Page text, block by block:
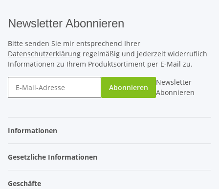
Newsletter Abonnieren
Bitte senden Sie mir entsprechend Ihrer
Datenschutzerklärung regelmäßig und jederzeit widerruflich
Informationen zu Ihrem Produktsortiment per E-Mail zu.
Abonnieren
Newsletter
Abonnieren
Informationen
Gesetzliche Informationen
Geschäfte